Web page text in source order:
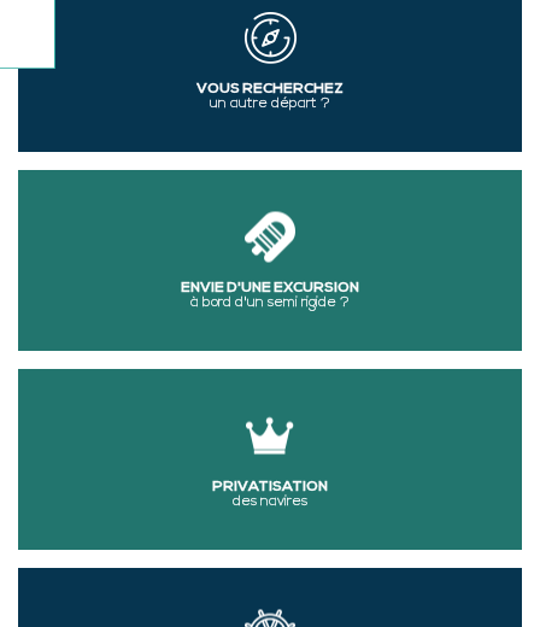
VOUS RECHERCHEZ
un autre départ ?
ENVIE D'UNE EXCURSION
à bord d'un semi rigide ?
PRIVATISATION
des navires